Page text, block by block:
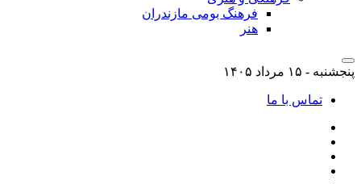
فرهنگ بومی مازندران
هنر
پنجشنبه - ۱۵ مرداد ۱۴۰۵
تماس با ما